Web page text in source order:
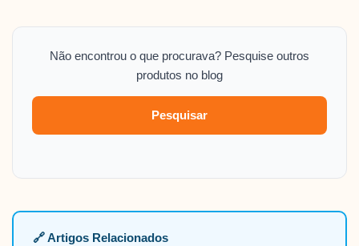
Não encontrou o que procurava? Pesquise outros
produtos no blog
Pesquisar
🔗 Artigos Relacionados